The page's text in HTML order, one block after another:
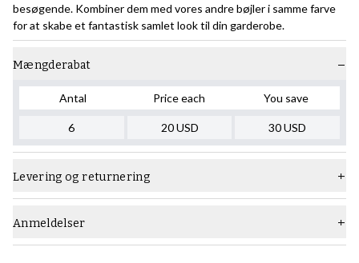
besøgende. Kombiner dem med vores andre bøjler i samme farve
for at skabe et fantastisk samlet look til din garderobe.
Mængderabat
Antal Price each You save
6 20 USD 30USD
Levering og returnering
Anmeldelser